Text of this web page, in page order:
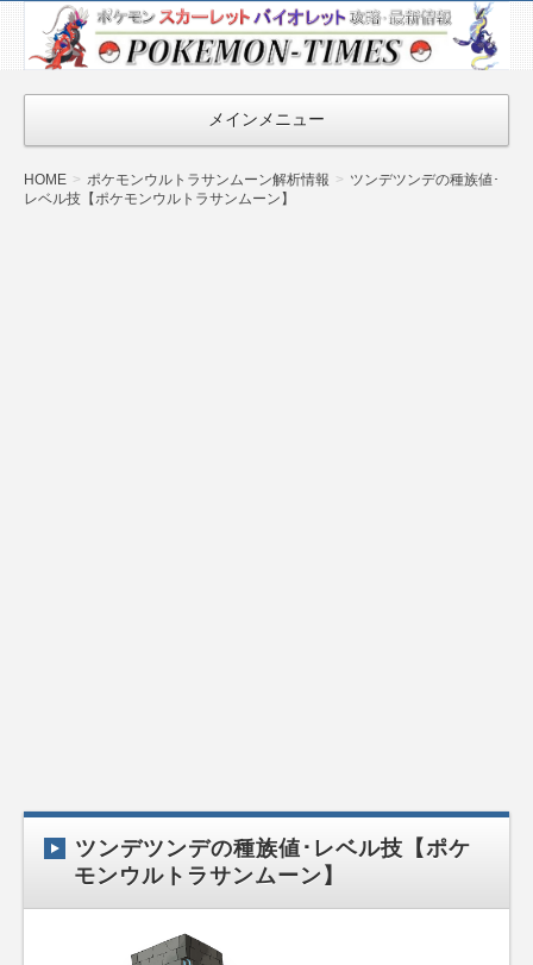
ポケモン最新
情報まとめ
『POKEMON-
TIMES』
メインメニュー
HOME ポケモンウルトラサンムーン解析情報
ツンデツンデの種族値･
レベル技【ポケモンウルトラサンムーン】
ツンデツンデの種族値･レベル技【ポケ
モンウルトラサンムーン】